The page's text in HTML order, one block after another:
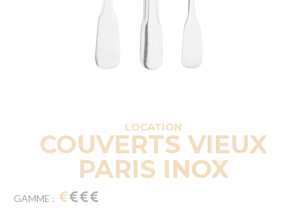
LOCATION
COUVERTS VIEUX
PARIS INOX
GAMME :